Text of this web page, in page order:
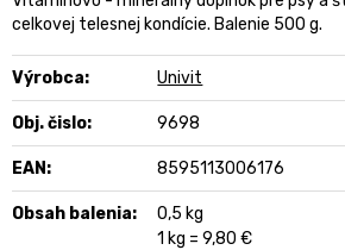
celkovej telesnej kondície. Balenie 500 g.
Výrobca: Univit
Obj. čislo: 9698
EAN: 8595113006176
Obsah balenia:
0,5 kg
1 kg = 9,80 €